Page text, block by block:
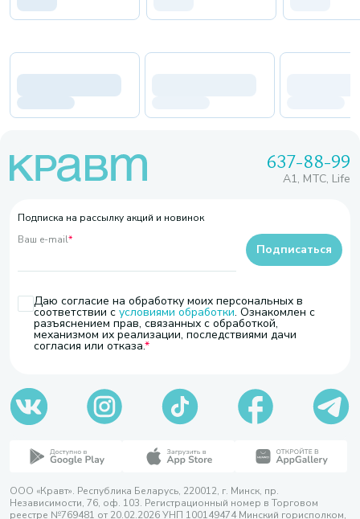
637-88-99
A1, МТС, Life
Подписка на рассылку акций и новинок
Ваш e-mail*
Даю согласие на обработку моих персональных в
соответствии с условиями обработки. Ознакомлен с
разъяснением прав, связанных с обработкой,
механизмом их реализации, последствиями дачи
согласия или отказа.
Подписаться
ООО «Кравт». Республика Беларусь, 220012, г. Минск, пр.
Независимости, 76, оф. 103. Регистрационный номер в Торговом
реестре №769481 от 20.02.2026 УНП 100149474 Минский горисполком,